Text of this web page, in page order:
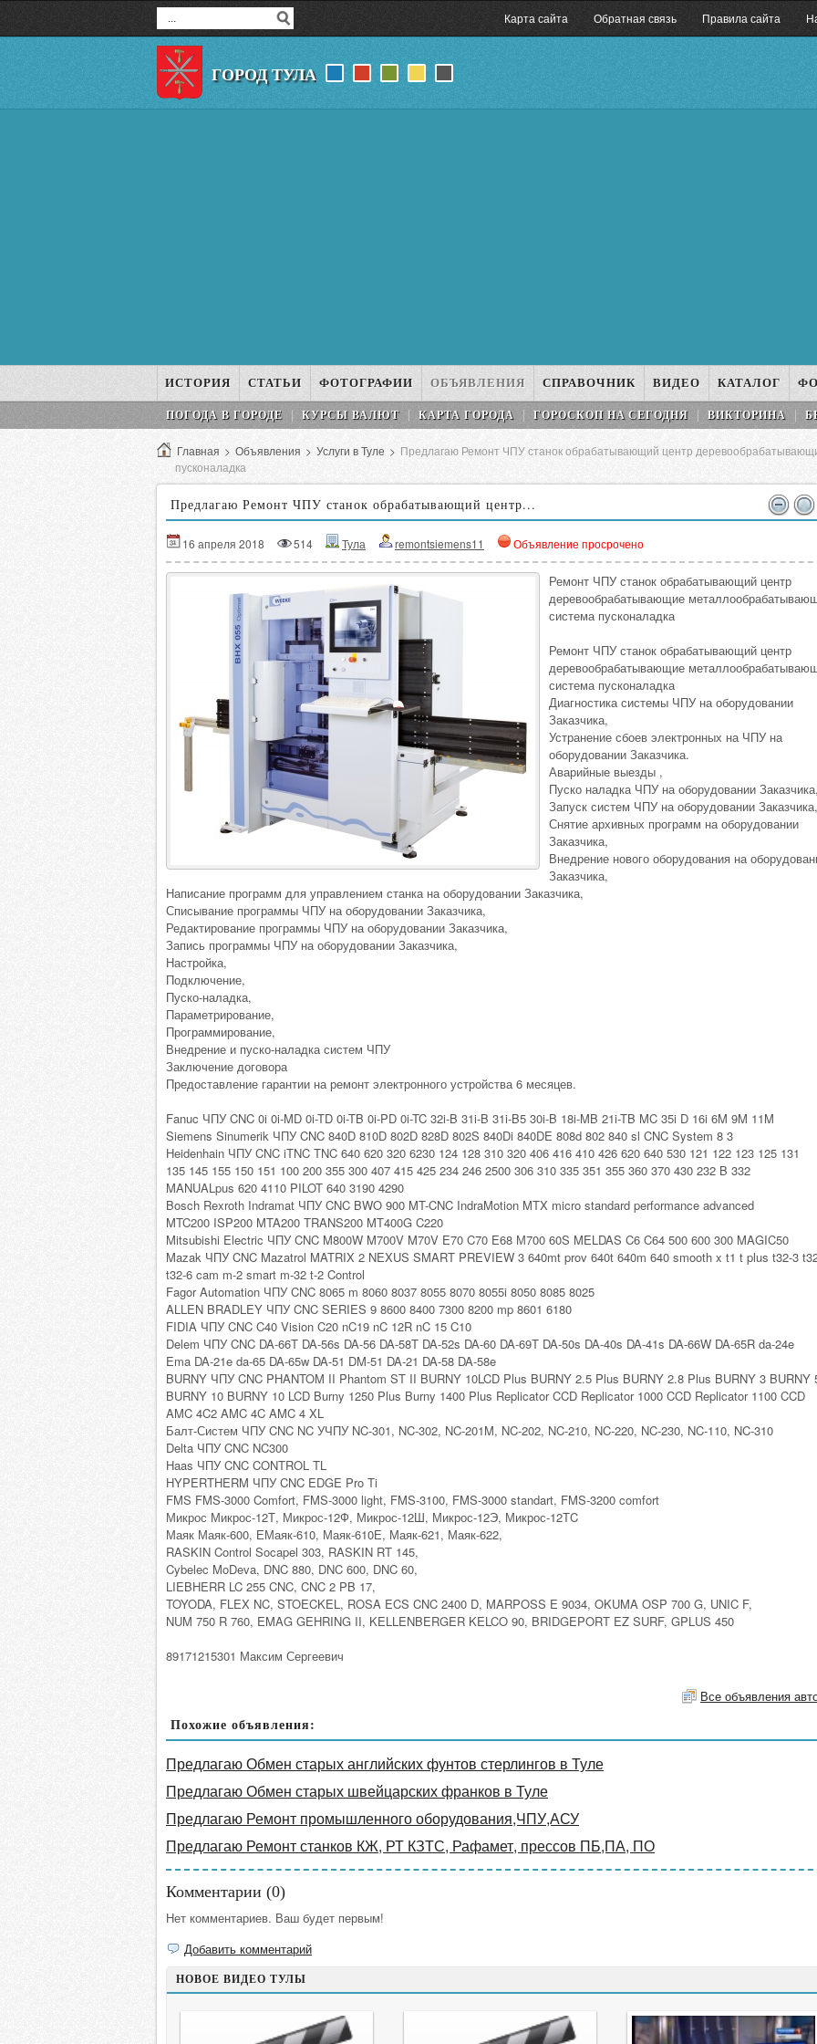
Карта сайта Обратная связь Правила сайта
ГОРОД ТУЛА
ИСТОРИЯ СТАТЬИ ФОТОГРАФИИ ОБЪЯВЛЕНИЯ СПРАВОЧНИК ВИДЕО КАТАЛОГ
ПОГОДА В ГОРОДЕ КУРСЫ ВАЛЮТ КАРТА ГОРОДА ГОРОСКОП НA СEГОДНЯ ВИКТОРИНА
Главная > Объявления > Услуги в Туле > Предлагаю Ремонт ЧПУ станок обрабатывающий центр
пусконаладка
Предлагаю Ремонт ЧПУ станок обрабатывающий центр...
16 апреля 2018 514 Тула remontsiemens11 Объявление просрочено
Ремонт ЧПУ станок обрабатывающий центр
деревообрабатывающие
система пусконаладка
Ремонт ЧПУ станок обрабатывающий центр
деревообрабатывающие
система пусконаладка
Диагностика системы ЧПУ на оборудовании
Заказчика,
Устранение сбоев электронных на ЧПУ на
оборудовании Заказчика.
Аварийные выезды ,
Пуско наладка ЧПУ на оборудовании
Запуск систем ЧПУ на оборудовании Заказчика,
Снятие архивных программ на оборудовании
Заказчика,
Внедрение нового оборудования на
Заказчика,
Написание программ для управлением станка на оборудовании Заказчика,
Списывание программы ЧПУ на оборудовании Заказчика,
Редактирование программы ЧПУ на оборудовании Заказчика,
Запись программы ЧПУ на оборудовании Заказчика,
Настройка,
Подключение,
Пуско-наладка,
Параметрирование,
Программирование,
Внедрение и пуско-наладка систем ЧПУ
Заключение договора
Предоставление гарантии на ремонт электронного устройства 6 месяцев.
Fanuc ЧПУ CNC 0i 0i-MD 0i-TD 0i-TB 0i-PD 0i-TC 32i-B 31i-B 31i-B5 30i-B 18i-MB 21i-TB MC 35i D 16i 6M 9M 11M
Siemens Sinumerik ЧПУ CNC 840D 810D 802D 828D 802S 840Di 840DE 808d 802 840 sl CNC System 8 3
Heidenhain ЧПУ CNC iTNC TNC 640 620 320 6230 124 128 310 320 406 416 410 426 620 640 530 121 122 123 125 131
135 145 155 150 151 100 200 355 300 407 415 425 234 246 2500 306 310 335 351 355 360 370 430 232 B 332
MANUALpus 620 4110 PILOT 640 3190 4290
Bosch Rexroth Indramat ЧПУ CNC BWO 900 MT-CNC IndraMotion MTX micro standard performance advanced
MTC200 ISP200 MTA200 TRANS200 MT400G C220
Mitsubishi Electric ЧПУ CNC M800W M700V M70V E70 C70 E68 М700 60S MELDAS C6 C64 500 600 300 MAGIC50
Mazak ЧПУ CNC Mazatrol MATRIX 2 NEXUS SMART PREVIEW 3 640mt prov 640t 640m 640 smooth x t1 t plus t32-3
t32-6 cam m-2 smart m-32 t-2 Control
Fagor Automation ЧПУ CNC 8065 m 8060 8037 8055 8070 8055i 8050 8085 8025
ALLEN BRADLEY ЧПУ CNC SERIES 9 8600 8400 7300 8200 mp 8601 6180
FIDIA ЧПУ CNC C40 Vision C20 nC19 nC 12R nC 15 C10
Delem ЧПУ CNC DA-66T DA-56s DA-56 DA-58T DA-52s DA-60 DA-69T DA-50s DA-40s DA-41s DA-66W DA-65R da-24e
Ema DA-21e da-65 DA-65w DA-51 DM-51 DA-21 DA-58 DA-58e
BURNY ЧПУ CNC PHANTOM II Phantom ST II BURNY 10LCD Plus BURNY 2.5 Plus BURNY 2.8 Plus BURNY 3 BURNY
BURNY 10 BURNY 10 LCD Burny 1250 Plus Burny 1400 Plus Replicator CCD Replicator 1000 CCD Replicator 1100 CCD
AMC 4C2 AMC 4C AMC 4 XL
Балт-Систем ЧПУ CNC NC УЧПУ NC-301, NC-302, NC-201M, NC-202, NC-210, NC-220, NC-230, NC-110, NC-310
Delta ЧПУ CNC NC300
Haas ЧПУ CNC CONTROL TL
HYPERTHERM ЧПУ CNC EDGE Pro Ti
FMS FMS-3000 Comfort, FMS-3000 light, FMS-3100, FMS-3000 standart, FMS-3200 comfort
Микрос Микрос-12Т, Микрос-12Ф, Микрос-12Ш, Микрос-12Э, Микрос-12ТC
Маяк Маяк-600, ЕМаяк-610, Маяк-610Е, Маяк-621, Маяк-622,
RASKIN Control Socapel 303, RASKIN RT 145,
Cybelec MoDeva, DNC 880, DNC 600, DNC 60,
LIEBHERR LC 255 CNC, CNC 2 PB 17,
TOYODA, FLEX NC, STOECKEL, ROSA ECS CNC 2400 D, MARPOSS E 9034, OKUMA OSP 700 G, UNIC F,
NUM 750 R 760, EMAG GEHRING II, KELLENBERGER KELCO 90, BRIDGEPORT EZ SURF, GPLUS 450
89171215301 Максим Сергеевич
Все объявления
Похожие объявления:
Предлагаю Обмен старых английских фунтов стерлингов в Туле
Предлагаю Обмен старых швейцарских франков в Туле
Предлагаю Ремонт промышленного оборудования,ЧПУ,АСУ
Предлагаю Ремонт станков КЖ, РТ КЗТС, Рафамет, прессов ПБ,ПА, ПО
Комментарии (0)
Нет комментариев. Ваш будет первым!
Добавить комментарий
НОВОЕ ВИДЕО ТУЛЫ